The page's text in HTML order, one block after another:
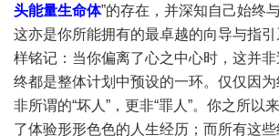
头能量生命体”的存在，并深知自己始终
这亦是你所能拥有的最卓越的向导与指
样铭记：当你偏离了心之中心时，这并
终都是整体计划中预设的一环。仅仅因
非所谓的“坏人”，更非“罪人”。你之所以
了体验形形色色的人生经历；而所有这